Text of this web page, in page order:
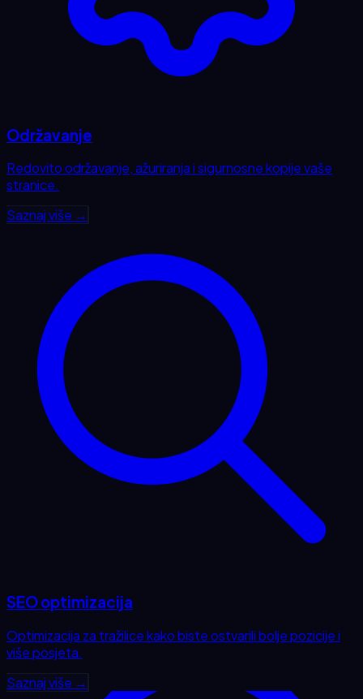
Održavanje
Redovito održavanje, ažuriranja i sigurnosne kopije vaše
stranice.
Saznaj više →
SEO optimizacija
Optimizacija za tražilice kako biste ostvarili bolje pozicije i
više posjeta.
Saznaj više →